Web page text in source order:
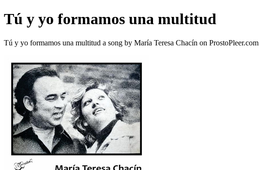
Tú y yo formamos una multitud
Tú y yo formamos una multitud a song by María Teresa Chacín on ProstoPleer.com